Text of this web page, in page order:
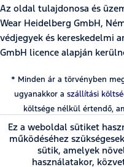
Az oldal tulajdonosa és
Wear Heidelberg GmbH,
védjegyek és kereskedelmi
GmbH licence alapján
* Minden ár a törvényben
ugyanakkor a szállítási
költsége nélkül értendő,
Ez a weboldal sütiket
működéséhez
sütik, amelyek
használatakor,